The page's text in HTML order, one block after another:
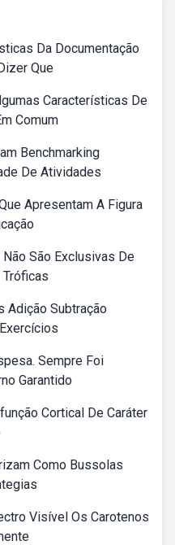
Da Documentação
Que
Características De
Comum
Benchmarking
De Atividades
Apresentam A Figura
São Exclusivas De
Adição Subtração
Sempre Foi
Garantido
Cortical De Caráter
Como Bussolas
Visível Os Carotenos